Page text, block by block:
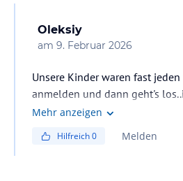
Oleksiy
am 9. Februar 2026
Unsere Kinder waren fast
anmelden und dann geht's
Mehr anzeigen
Hilfreich0 Melden